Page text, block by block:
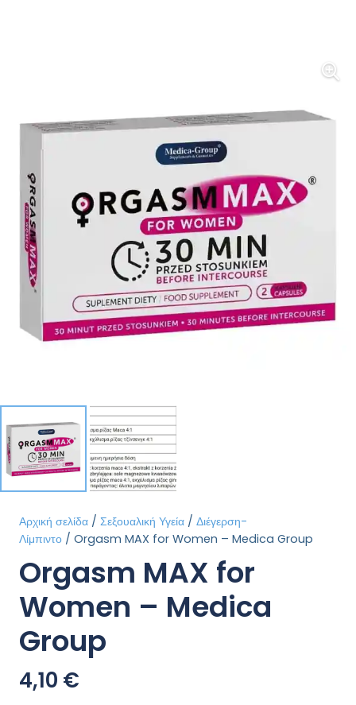
Αρχική σελίδα / Σεξουαλική Υγεία / Διέγερση-
Λίμπιντο / Orgasm MAX for Women – Medica Group
Orgasm MAX for
Women – Medica
Group
4,10 €